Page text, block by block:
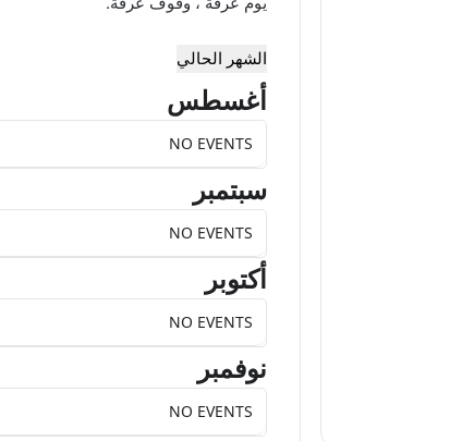
الشهر الحالي
أغسطس
NO EVENTS
سبتمبر
NO EVENTS
أكتوبر
NO EVENTS
نوفمبر
NO EVENTS